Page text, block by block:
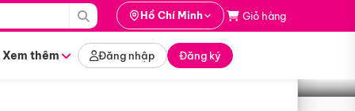
Hồ Chí Minh Giỏ hàng
Xem thêm Đăng nhập Đăng ký
Tìm tour